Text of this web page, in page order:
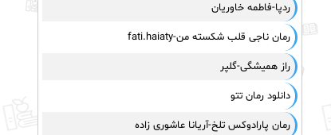
ردپا-فاطمه خاوریان
رمان ناجی قلب شکسته من-fati.haiaty
راز همیشگی-گلپر
دانلود رمان تتو
رمان پارادوکس تلخ-آریانا عاشوری زاده